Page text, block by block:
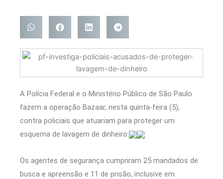
A Polícia Federal e o Ministério Público de São Paulo
fazem a operação Bazaar, nesta quinta-feira (5),
contra policiais que atuariam para proteger um
esquema de lavagem de dinheiro.
Os agentes de segurança cumpriram 25 mandados de
busca e apreensão e 11 de prisão, inclusive em